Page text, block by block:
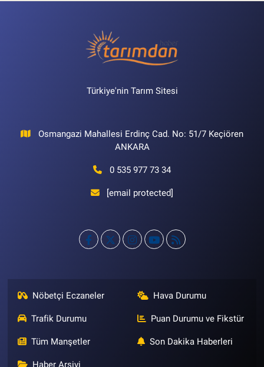
Türkiye'nin Tarım Sitesi
Osmangazi Mahallesi Erdinç Cad. No: 51/7 Keçiören
ANKARA
0 535 977 73 34
[email protected]
Nöbetçi Eczaneler Hava Durumu
Trafik Durumu Puan Durumu ve Fikstür
Tüm Manşetler Son Dakika Haberleri
Haber Arşivi